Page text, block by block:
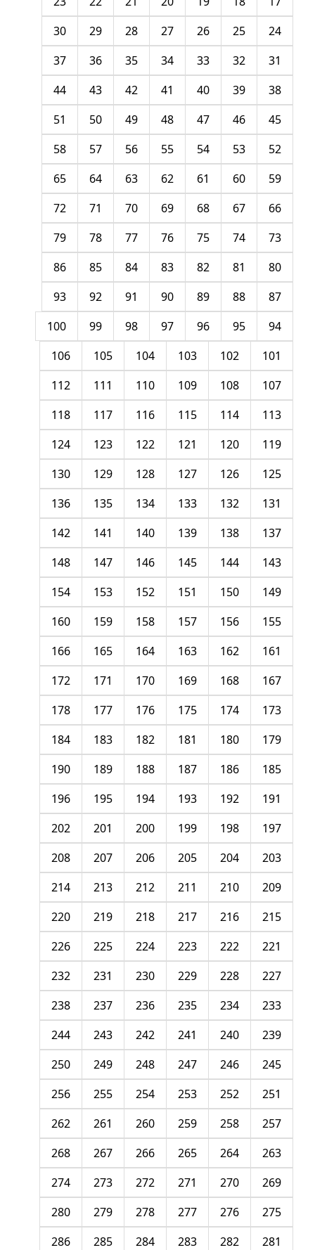
24
25
26
27
28
29
30
31
32
33
34
35
36
37
38
39
40
41
42
43
44
45
46
47
48
49
50
51
52
53
54
55
56
57
58
59
60
61
62
63
64
65
66
67
68
69
70
71
72
73
74
75
76
77
78
79
80
81
82
83
84
85
86
87
88
89
90
91
92
93
94
95
96
97
98
99
100
101
102
103
104
105
106
107
108
109
110
111
112
113
114
115
116
117
118
119
120
121
122
123
124
125
126
127
128
129
130
131
132
133
134
135
136
137
138
139
140
141
142
143
144
145
146
147
148
149
150
151
152
153
154
155
156
157
158
159
160
161
162
163
164
165
166
167
168
169
170
171
172
173
174
175
176
177
178
179
180
181
182
183
184
185
186
187
188
189
190
191
192
193
194
195
196
197
198
199
200
201
202
203
204
205
206
207
208
209
210
211
212
213
214
215
216
217
218
219
220
221
222
223
224
225
226
227
228
229
230
231
232
233
234
235
236
237
238
239
240
241
242
243
244
245
246
247
248
249
250
251
252
253
254
255
256
257
258
259
260
261
262
263
264
265
266
267
268
269
270
271
272
273
274
275
276
277
278
279
280
281
282
283
284
285
286